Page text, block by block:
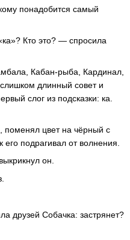
понадобится самый
Кто это? — спросила
Кабан-рыба, Кардинал,
длинный совет и
слог из подсказки: ка.
поменял цвет на чёрный с
подрагивал от волнения.
он.
друзей Собачка: застрянет?